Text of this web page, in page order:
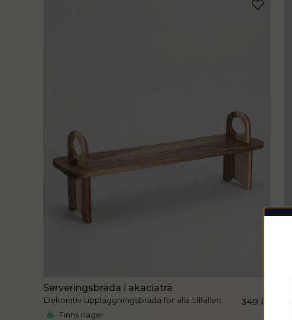
Serveringsbräda i akaciaträ
Dekorativ uppläggningsbräda för alla tillfällen 349 kr
Finns i lager